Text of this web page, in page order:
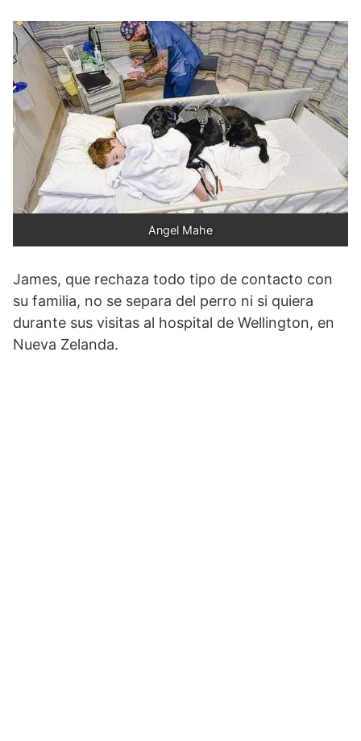
Angel Mahe
James, que rechaza todo tipo de contacto con
su familia, no se separa del perro ni si quiera
durante sus visitas al hospital de Wellington, en
Nueva Zelanda.